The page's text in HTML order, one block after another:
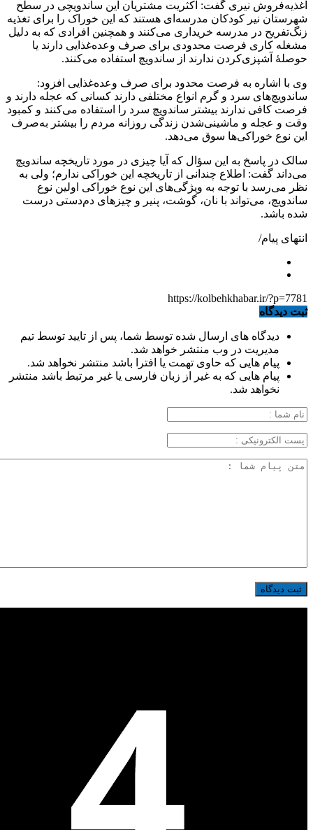
اغذیه‌فروش نیری گفت: اکثریت مشتریان این ساندویچی در سطح
شهرستان نیر کودکان مدرسه‌ای هستند که این خوراک را برای تغذیه
زنگ‌تفریح در مدرسه خریداری می‌کنند و همچنین افرادی که به دلیل
مشغله کاری فرصت محدودی برای صرف وعده‌غذایی دارند یا
حوصلهٔ آشپزی‌کردن ندارند از ساندویچ استفاده می‌کنند.
وی با اشاره به فرصت محدود برای صرف وعده‌غذایی افزود:
ساندویچ‌های سرد و گرم انواع مختلفی دارند کسانی که عجله دارند و
فرصت کافی ندارند بیشتر ساندویچ سرد را استفاده می‌کنند و کمبود
وقت و عجله و ماشینی‌شدن زندگی روزانه مردم را بیشتر به‌صرف
این نوع خوراکی‌ها سوق می‌دهد.
سالک در پاسخ به این سؤال که آیا چیزی در مورد تاریخچه ساندویچ
می‌داند گفت: اطلاع چندانی از تاریخچه این خوراکی ندارم؛ ولی به
نظر می‌رسد با توجه به ویژگی‌های این نوع خوراکی اولین نوع
ساندویچ، می‌تواند با نان، گوشت، پنیر و چیزهای دم‌دستی درست
شده باشد.
انتهای پیام/
https://kolbehkhabar.ir/?p=7781
ثبت دیدگاه
دیدگاه های ارسال شده توسط شما، پس از تایید توسط تیم
مدیریت در وب منتشر خواهد شد.
پیام هایی که حاوی تهمت یا افترا باشد منتشر نخواهد شد.
پیام هایی که به غیر از زبان فارسی یا غیر مرتبط باشد منتشر
نخواهد شد.